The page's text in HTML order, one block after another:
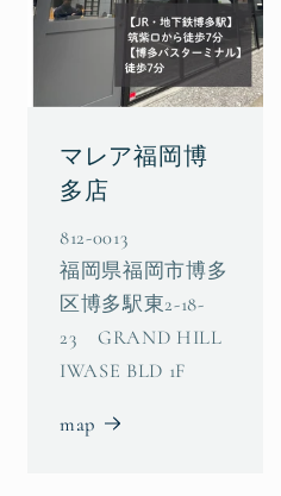
マレア福岡博
多店
812-0013
福岡県福岡市博多
区博多駅東2-18-
23 GRAND HILL
IWASE BLD 1F
map